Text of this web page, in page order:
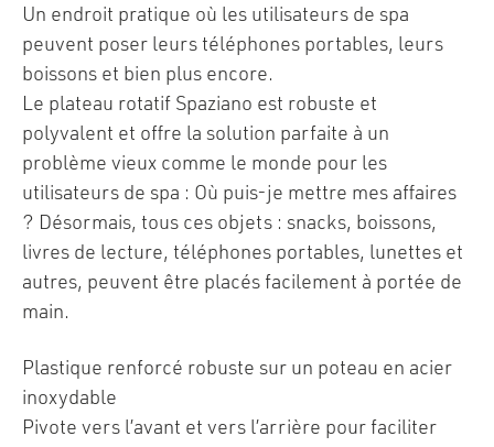
Un endroit pratique où les utilisateurs de spa
peuvent poser leurs téléphones portables, leurs
boissons et bien plus encore.
Le plateau rotatif Spaziano est robuste et
polyvalent et offre la solution parfaite à un
problème vieux comme le monde pour les
utilisateurs de spa : Où puis-je mettre mes affaires
? Désormais, tous ces objets : snacks, boissons,
livres de lecture, téléphones portables, lunettes et
autres, peuvent être placés facilement à portée de
main.
Plastique renforcé robuste sur un poteau en acier
inoxydable
Pivote vers l’avant et vers l’arrière pour faciliter